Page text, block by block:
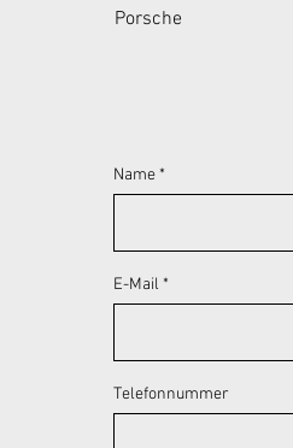
Porsche
Name
E-Mail
Telefonnummer